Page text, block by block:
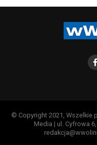
© Copyright 2021, Wszelkie
Media | ul. Cyfrowa